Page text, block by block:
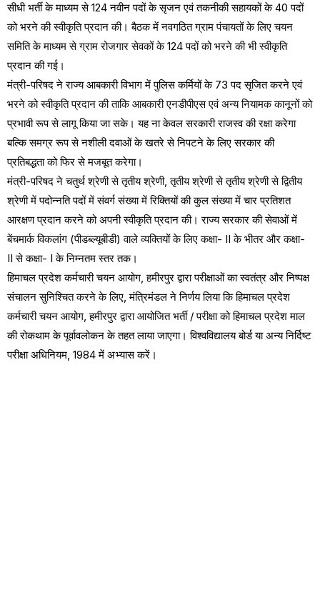
सीधी भर्ती के माध्यम से 124 नवीन पदों के सृजन एवं तकनीकी सहायकों के 40 पदों
को भरने की स्वीकृति प्रदान की। बैठक में नवगठित ग्राम पंचायतों के लिए चयन
समिति के माध्यम से ग्राम रोजगार सेवकों के 124 पदों को भरने की भी स्वीकृति
प्रदान की गई।
मंत्री-परिषद ने राज्य आबकारी विभाग में पुलिस कर्मियों के 73 पद सृजित करने एवं
भरने को स्वीकृति प्रदान की ताकि आबकारी एनडीपीएस एवं अन्य नियामक कानूनों को
प्रभावी रूप से लागू किया जा सके। यह ना केवल सरकारी राजस्व की रक्षा करेगा
बल्कि समग्र रूप से नशीली दवाओं के खतरे से निपटने के लिए सरकार की
प्रतिबद्धता को फिर से मजबूत करेगा।
मंत्री-परिषद ने चतुर्थ श्रेणी से तृतीय श्रेणी, तृतीय श्रेणी से तृतीय श्रेणी से द्वितीय
श्रेणी में पदोन्नति पदों में संवर्ग संख्या में रिक्तियों की कुल संख्या में चार प्रतिशत
आरक्षण प्रदान करने को अपनी स्वीकृति प्रदान की। राज्य सरकार की सेवाओं में
बेंचमार्क विकलांग (पीडब्ल्यूबीडी) वाले व्यक्तियों के लिए कक्षा- II के भीतर और कक्षा-
II से कक्षा- I के निम्नतम स्तर तक।
हिमाचल प्रदेश कर्मचारी चयन आयोग, हमीरपुर द्वारा परीक्षाओं का स्वतंत्र और निष्पक्ष
संचालन सुनिश्चित करने के लिए, मंत्रिमंडल ने निर्णय लिया कि हिमाचल प्रदेश
कर्मचारी चयन आयोग, हमीरपुर द्वारा आयोजित भर्ती / परीक्षा को हिमाचल प्रदेश माल
की रोकथाम के पूर्वावलोकन के तहत लाया जाएगा। विश्वविद्यालय बोर्ड या अन्य निर्दिष्ट
परीक्षा अधिनियम, 1984 में अभ्यास करें।